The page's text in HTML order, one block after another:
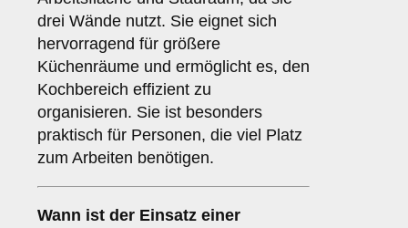
drei Wände nutzt. Sie eignet sich
hervorragend für größere
Küchenräume und ermöglicht es, den
Kochbereich effizient zu
organisieren. Sie ist besonders
praktisch für Personen, die viel Platz
zum Arbeiten benötigen.
Wann ist der Einsatz einer